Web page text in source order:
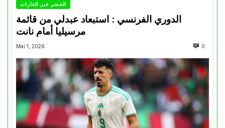
الخضر عبر القارات
الدوري الفرنسي : استبعاد عبدلي من قائمة
مرسيليا أمام نانت
Mai 1, 2026 0